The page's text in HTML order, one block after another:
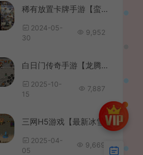
稀有放置卡牌手游【蛮将三国】最新整理Linux手工服务端+安卓苹果双端+GM配套物品后台+详细搭建教程
2024-05-
30
9,952
白日门传奇手游【龙腾霸业多区跨服完整版】最新整理Win系服务端+管理后台+GM授权后台+安卓+详细搭建教程
2025-10-
15
7,887
三网H5游戏【最新冰雪传奇H5西游降魔端单职业】最新整理单机一键即玩镜像端+Linux手工服务端+简易APK+GM后台+详细搭建教程
2025-04-
05
9,669